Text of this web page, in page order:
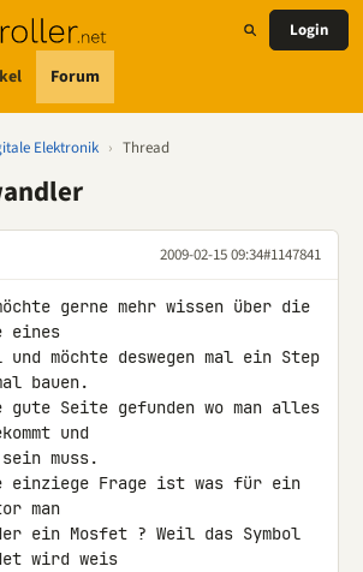
Forum
Login
Elektronik › Thread
2009-02-15 09:34#1147841
gerne mehr wissen über die
eines
möchte deswegen mal ein Step
bauen.
gute Seite gefunden wo man alles
und
muss.
einziege Frage ist was für ein
man
ein Mosfet ? Weil das Symbol
wird weis